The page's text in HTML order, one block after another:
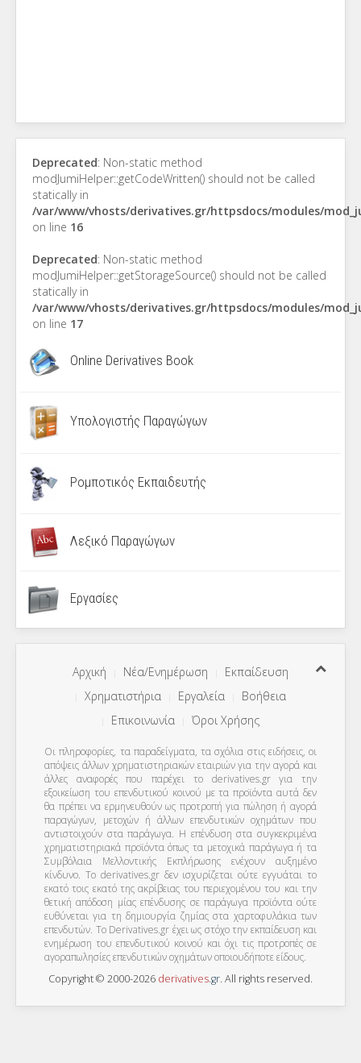
Deprecated: Non-static method
modJumiHelper::getCodeWritten() should not be called
statically in
/var/www/vhosts/derivatives.gr/httpsdocs/modules/
on line 16
Deprecated: Non-static method
modJumiHelper::getStorageSource() should not be called
statically in
/var/www/vhosts/derivatives.gr/httpsdocs/modules/
on line 17
Online Derivatives Book
Υπολογιστής Παραγώγων
Ρομποτικός Εκπαιδευτής
Λεξικό Παραγώγων
Εργασίες
Αρχική Νέα/Ενημέρωση
Εκπαίδευση
Χρηματιστήρια
Εργαλεία
Βοήθεια
Επικοινωνία
Όροι Χρήσης
Οι πληροφορίες, τα παραδείγματα, τα σχόλια στις ειδήσεις, οι
απόψεις άλλων χρηματιστηριακών εταιριών για την αγορά και
άλλες αναφορές που παρέχει το derivatives.gr για την
εξοικείωση του επενδυτικού κοινού με τα προϊόντα αυτά δεν
θα πρέπει να ερμηνευθούν ως προτροπή για πώληση ή αγορά
παραγώγων, μετοχών ή άλλων επενδυτικών οχημάτων που
αντιστοιχούν στα παράγωγα. Η επένδυση στα συγκεκριμένα
χρηματιστηριακά προϊόντα όπως τα μετοχικά παράγωγα ή τα
Συμβόλαια Μελλοντικής Εκπλήρωσης ενέχουν αυξημένο
κίνδυνο. Το derivatives.gr δεν ισχυρίζεται ούτε εγγυάται το
εκατό τοις εκατό της ακρίβειας του περιεχομένου του και την
θετική απόδοση μίας επένδυσης σε παράγωγα προϊόντα ούτε
ευθύνεται για τη δημιουργία ζημίας στα χαρτοφυλάκια των
επενδυτών. To Derivatives.gr έχει ως στόχο την εκπαίδευση και
ενημέρωση του επενδυτικού κοινού και όχι τις προτροπές σε
αγοραπωλησίες επενδυτικών οχημάτων οποιουδήποτε είδους.
Copyright © 2000-2026 derivatives.gr. All rights reserved.